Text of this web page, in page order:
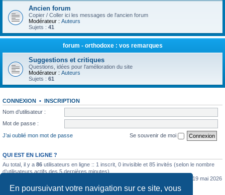
En poursuivant votre navigation sur ce site, vous
Ancien forum
Copier / Coller ici les messages de l'ancien forum
Modérateur : Auteurs
Sujets : 41
forum - orthodoxe : vos remarques
Suggestions et critiques
Questions, idées pour l'amélioration du site
Modérateur : Auteurs
Sujets : 61
CONNEXION • INSCRIPTION
Nom d’utilisateur :
Mot de passe :
J’ai oublié mon mot de passe
Se souvenir de moi
QUI EST EN LIGNE ?
Au total, il y a 86 utilisateurs en ligne :: 1 inscrit, 0 invisible et 85 invités (selon le nombre
d’utilisateurs actifs des 5 dernières minutes)
le mar. 19 mai 2026
0:07